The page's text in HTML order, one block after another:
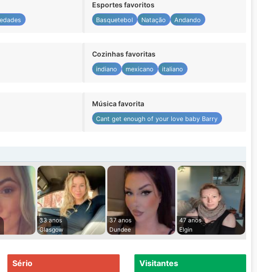
Esportes favoritos
Basquetebol Natação Andando
Cozinhas favoritas
indiano mexicano italiano
Música favorita
Cant get enough of your love baby Barry
33 anos
Glasgow
37 anos
Dundee
47 anos
Elgin
Sério Visitantes